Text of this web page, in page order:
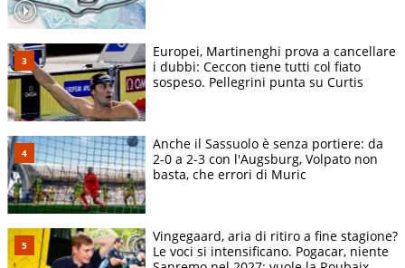
Europei, Martinenghi prova a cancellare
i dubbi: Ceccon tiene tutti col fiato
sospeso. Pellegrini punta su Curtis
Anche il Sassuolo è senza portiere: da
2-0 a 2-3 con l'Augsburg, Volpato non
basta, che errori di Muric
Vingegaard, aria di ritiro a fine stagione?
Le voci si intensificano. Pogacar, niente